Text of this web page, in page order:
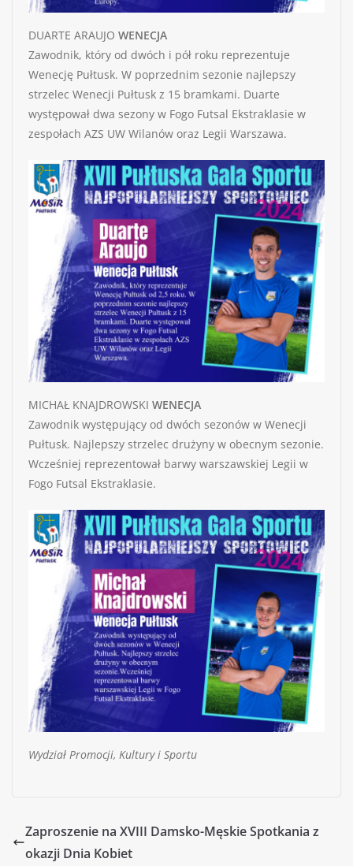
DUARTE ARAUJO WENECJA
Zawodnik, który od dwóch i pół roku reprezentuje
Wenecję Pułtusk. W poprzednim sezonie najlepszy
strzelec Wenecji Pułtusk z 15 bramkami. Duarte
występował dwa sezony w Fogo Futsal Ekstraklasie w
zespołach AZS UW Wilanów oraz Legii Warszawa.
MICHAŁ KNAJDROWSKI WENECJA
Zawodnik występujący od dwóch sezonów w Wenecji
Pułtusk. Najlepszy strzelec drużyny w obecnym sezonie.
Wcześniej reprezentował barwy warszawskiej Legii w
Fogo Futsal Ekstraklasie.
Wydział Promocji, Kultury i Sportu
Zaproszenie na XVIII Damsko-Męskie Spotkania z
okazji Dnia Kobiet